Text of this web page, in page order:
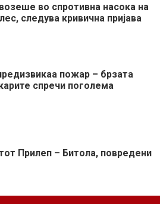
во спротивна насока на
следува кривична пријава
пожар – брзата
спречи поголема
Прилеп – Битола, повредени